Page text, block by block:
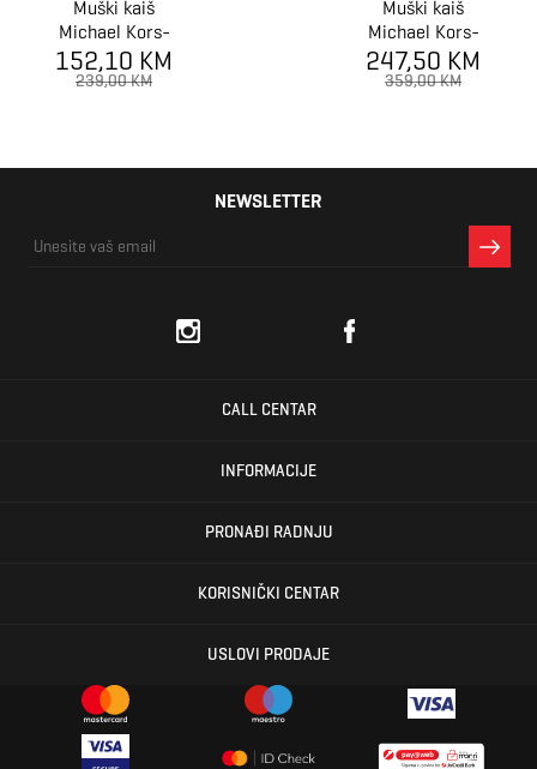
Muški kaiš
Michael Kors-
31Mm Ctfr Sq
Rnd Drs Blt
152,10 KM
239,00 KM
Muški kaiš
Michael Kors-
Billfold Blt
Pltfrm Bx St
247,50 KM
359,00 KM
NEWSLETTER
CALL CENTAR
INFORMACIJE
PRONAĐI RADNJU
KORISNIČKI CENTAR
USLOVI PRODAJE